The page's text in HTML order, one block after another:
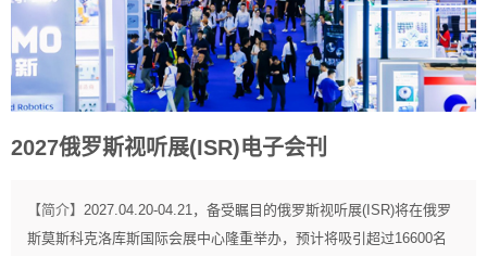
2027俄罗斯视听展(ISR)电子会刊
【简介】 2027.04.20-04.21，备受瞩目的俄罗斯视听展(ISR)将在俄罗
斯莫斯科克洛库斯国际会展中心隆重举办，预计将吸引超过16600名